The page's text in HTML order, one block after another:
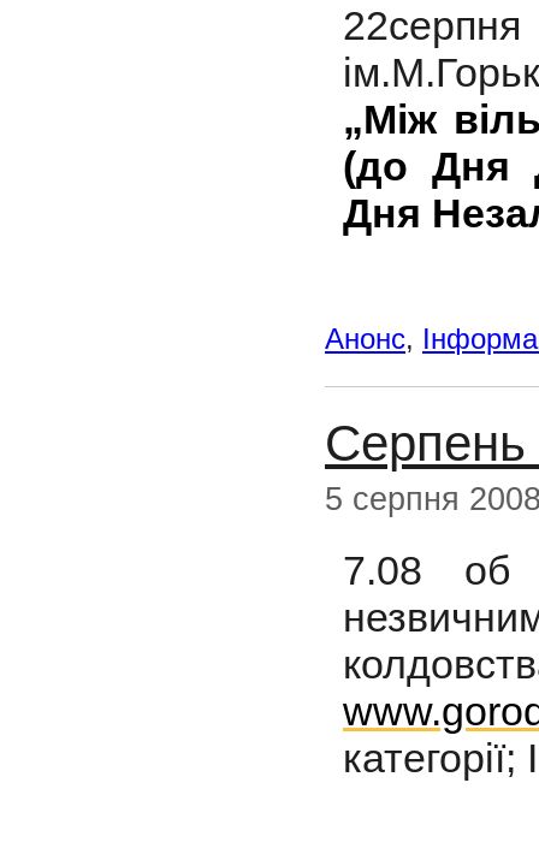
„Між
(до Дня
Дня
Анонс,
Серпень
5 серпня
7.08 об